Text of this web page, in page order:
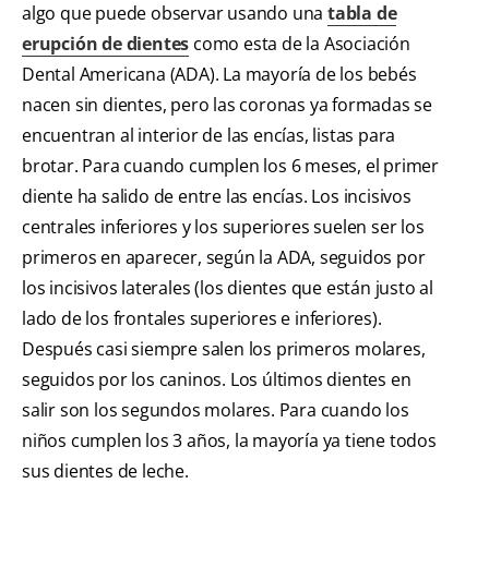
algo que puede observar usando unatabla de
erupción de dientes como esta de la Asociación
Dental Americana (ADA). La mayoría de los bebés
nacen sin dientes, pero las coronas ya formadas se
encuentran al interior de las encías, listas para
brotar. Para cuando cumplen los 6 meses, el primer
diente ha salido de entre las encías. Los incisivos
centrales inferiores y los superiores suelen ser los
primeros en aparecer, según la ADA, seguidos por
los incisivos laterales (los dientes que están justo al
lado de los frontales superiores e inferiores).
Después casi siempre salen los primeros molares,
seguidos por los caninos. Los últimos dientes en
salir son los segundos molares. Para cuando los
niños cumplen los 3 años, la mayoría ya tiene todos
sus dientes de leche.